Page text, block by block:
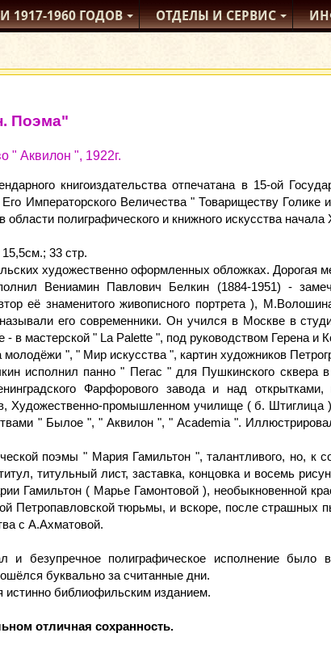
1917-1960ГОДОВ ОТДЕЛЫИ СЕРВИС
Поэма"
" Аквилон ", 1922г.
книгоиздательства отпечатана в 15-ой
Императорского Величества " Товариществу Голике
области полиграфического и книжного искусства
33 стр.
художественно оформленных обложках. Дорогая
Вениамин Павлович Белкин (1884-1951) -
её знаменитого живописного портрета ),
называли его современники. Он учился в Москве в
в мастерской " La Palette ", под руководством Герена и
", " Мир искусства ", картин художников
исполнил панно " Пегас " для Пушкинского сквера в
Фарфорового завода и над
Художественно-промышленном училище ( б. Штиглица
" Былое ", " Аквилон ", " Academia ".
поэмы " Мария Гамильтон ", талантливого, но, к
титульный лист, заставка, концовка и восемь
Гамильтон ( Марье Гамонтовой ), необыкновенной
Петропавловской тюрьмы, и вскоре, после страшных
с А.Ахматовой.
и безупречное полиграфическое исполнение было
буквально за считанные дни.
истинно библиофильским изданием.
отличная сохранность.